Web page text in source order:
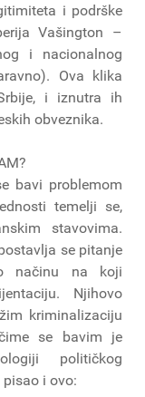
i podrške
Vašington –
i nacionalnog
Ova klika
i iznutra ih
obveznika.
bavi problemom
temelji se,
stavovima.
se pitanje
načinu na koji
Njihovo
kriminalizaciju
se bavim je
političkog
i ovo: